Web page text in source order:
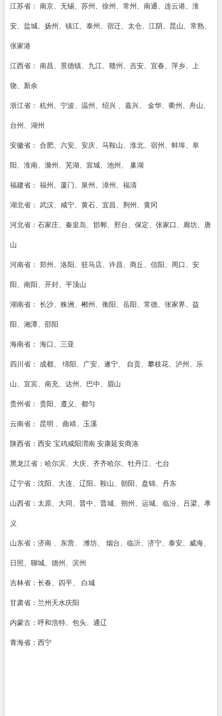
江苏省： 南京、无锡、苏州、徐州、常州、南通、连云港、淮
安、盐城、扬州、镇江、泰州、宿迁、太仓、江阴、昆山、常熟、
张家港
江西省： 南昌、景德镇、九江、赣州、吉安、宜春、萍乡、上
饶、新余
浙江省： 杭州、宁波、温州、绍兴 、嘉兴、 金华、衢州、舟山、
台州、湖州
安徽省： 合肥、六安、安庆、马鞍山、淮北、宿州、蚌埠、阜
阳、淮南、滁州、芜湖、宣城、池州、 巢湖
福建省： 福州、厦门、泉州、漳州、福清
湖北省： 武汉、咸宁、黄石、宜昌、荆州、黄冈
河北省：石家庄、秦皇岛、邯郸、邢台、保定、张家口、廊坊、唐
山
河南省： 郑州、洛阳、驻马店、许昌、商丘、信阳、周口、安
阳、南阳、开封、平顶山
湖南省： 长沙、株洲、郴州、衡阳、岳阳、常德、张家界、益
阳、湘潭、邵阳
海南省： 海口、三亚
四川省： 成都、 绵阳、广安、遂宁、 自贡、攀枝花、泸州、乐
山、宜宾、南充、达州、巴中、眉山
贵州省： 贵阳、遵义、都匀
云南省： 昆明 、曲靖、玉溪
陕西省：西安 宝鸡咸阳渭南 安康延安商洛
黑龙江省：哈尔滨、大庆、齐齐哈尔、牡丹江、七台
辽宁省：沈阳、大连、辽阳、鞍山、朝阳、盘锦、丹东
山西省：太原、大同、晋中、晋城、朔州、运城、临汾、吕梁、孝
义
山东省：济南 、东营、 潍坊、 烟台、临沂、济宁、泰安、威海、
日照、聊城、德州、滨州
吉林省：长春、四平、 白城
甘肃省：兰州天水庆阳
内蒙古：呼和浩特、包头、通辽
青海省：西宁